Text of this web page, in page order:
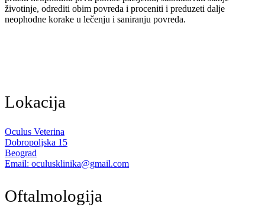
životinje, odrediti obim povreda i proceniti i preduzeti dalje
neophodne korake u lečenju i saniranju povreda.
Lokacija
Oculus Veterina
Dobropoljska 15
Beograd
Email: oculusklinika@gmail.com
Oftalmologija